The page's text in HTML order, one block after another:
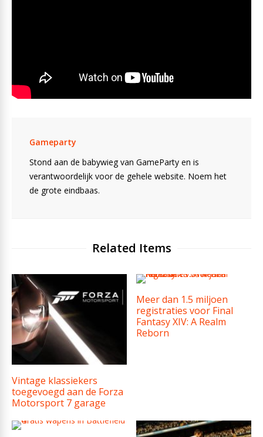
Gameparty
Stond aan de babywieg van GameParty en is
verantwoordelijk voor de gehele website. Noem het
de grote eindbaas.
Related Items
Vintage klassiekers
toegevoegd aan de Forza
Motorsport 7 garage
Meer dan 1.5 miljoen
registraties voor Final
Fantasy XIV: A Realm
Reborn